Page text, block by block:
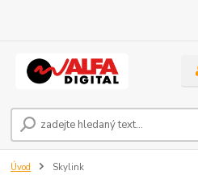
Úvod Skylink